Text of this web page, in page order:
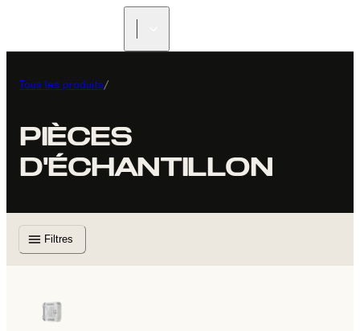
Tous les produits/
PIÈCES
D'ÉCHANTILLON
Filtres